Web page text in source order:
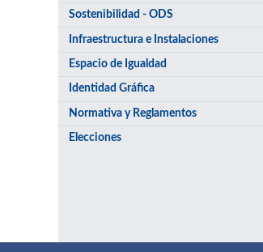
Sostenibilidad - ODS
Infraestructura e Instalaciones
Espacio de Igualdad
Identidad Gráfica
Normativa y Reglamentos
Elecciones